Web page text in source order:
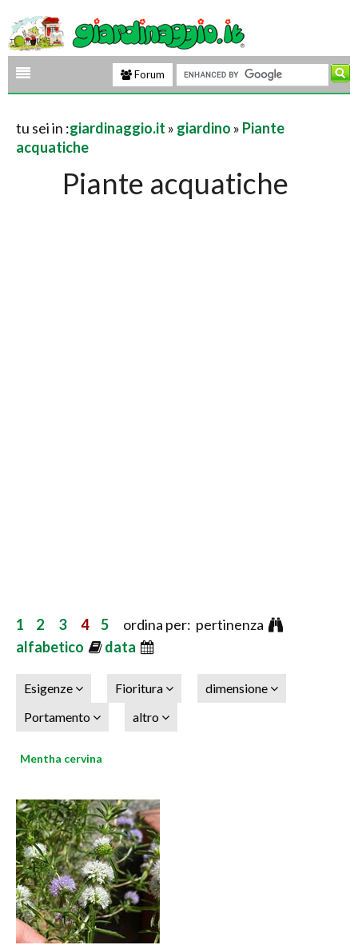
Forum
tu sei in :giardinaggio.it » giardino » Piante
acquatiche
Piante acquatiche
1 2 3 4 5 ordina per: pertinenza
alfabetico
data
Esigenze Fioritura
dimensione
Portamento
altro
Mentha cervina